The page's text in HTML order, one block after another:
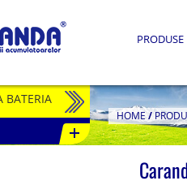
PRODUSE
BATERIA
/ Moto
HOME/